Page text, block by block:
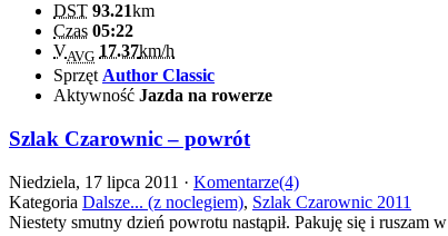
DST 93.21km
Czas 05:22
VAVG 17.37km/h
SprzętAuthor Classic
Aktywność Jazda na rowerze
Szlak Czarownic – powrót
Niedziela, 17 lipca 2011 · Komentarze(4)
Kategoria Dalsze... (z noclegiem), Szlak Czarownic 2011
Niestety smutny dzień powrotu nastąpił. Pakuję się i